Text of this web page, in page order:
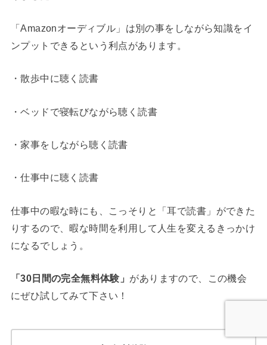
「Amazonオーディブル」は別の事をしながら知識をイ
ンプットできるという利点があります。
・散歩中に聴く読書
・ベッドで寝転びながら聴く読書
・家事をしながら聴く読書
・仕事中に聴く読書
仕事中の暇な時にも、こっそりと「耳で読書」ができた
りするので、暇な時間を利用して人生を変えるきっかけ
になるでしょう。
「30日間の完全無料体験」 がありますので、この機会
にぜひ試してみて下さい！